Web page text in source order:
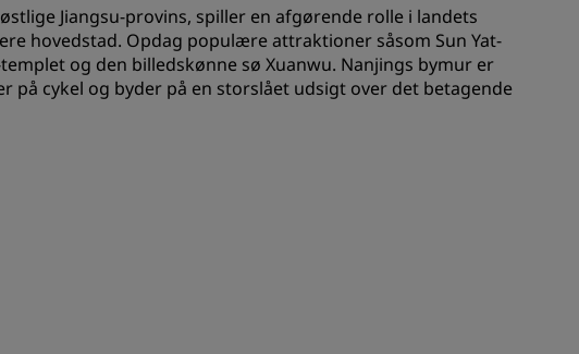
Centrum-hoteller
Besøg vores blog
Jiangsu-provins, spiller en afgørende rolle i landets
hovedstad. Opdag populære attraktioner såsom Sun Yat-
og den billedskønne sø Xuanwu. Nanjings bymur er
på cykel og byder på en storslået udsigt over det betagende